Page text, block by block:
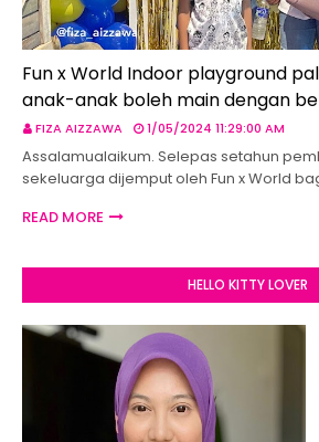
Fun x World Indoor playground
anak-anak boleh main dengan
FIZA AIZZAWA 1/05/2024 11:29:00 AM
Assalamualaikum. Selepas setahun
sekeluarga dijemput oleh Fun x World
READ MORE
HELLO KITTY LOVER